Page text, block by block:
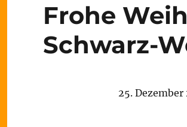
Frohe
Schwarz-
25. Dezember